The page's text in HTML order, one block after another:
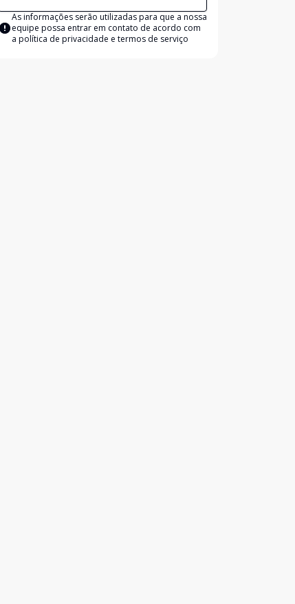
As informações serão utilizadas para que a nossa
equipe possa entrar em contato de acordo com
a política de privacidade e termos de serviço